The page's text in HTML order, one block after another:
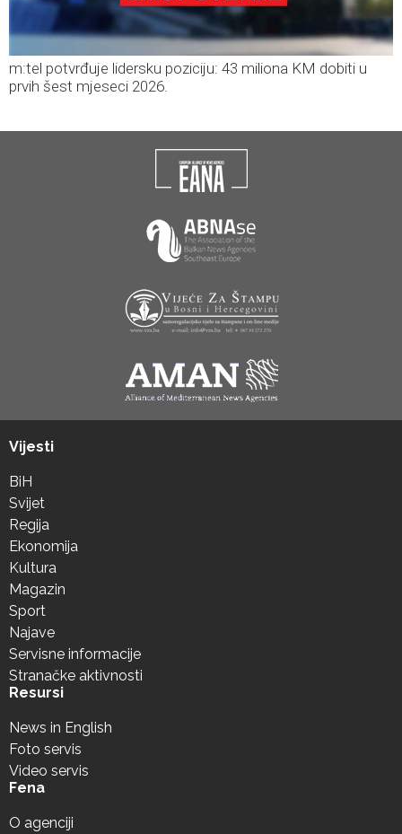
m:tel potvrđuje lidersku poziciju: 43 miliona KM dobiti u
prvih šest mjeseci 2026.
Vijesti
BiH
Svijet
Regija
Ekonomija
Kultura
Magazin
Sport
Najave
Servisne informacije
Stranačke aktivnosti
Resursi
News in English
Foto servis
Video servis
Fena
O agenciji